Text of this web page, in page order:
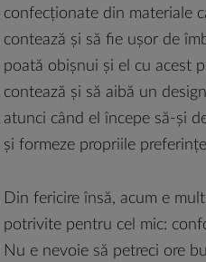
confecționate din materiale
contează și să fie ușor de
poată obișnui și el cu acest
contează și să aibă un
atunci când el începe să-și
și formeze propriile
Din fericire însă, acum e
potrivite pentru cel mic:
Nu e nevoie să petreci ore